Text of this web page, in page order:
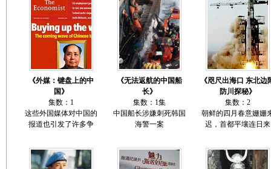
《外媒：键盘上的中
国》
集数：1
这些外国媒体对中国的
报道也引发了许多争
《无法返航的中国船
长》
集数：1集
中国船长涉嫌刺死韩国
海警一案
《咫尺出海口 东北边
防川探秘》
集数：2
朝鲜的四月春意姗姗
迟，首都平壤连日来